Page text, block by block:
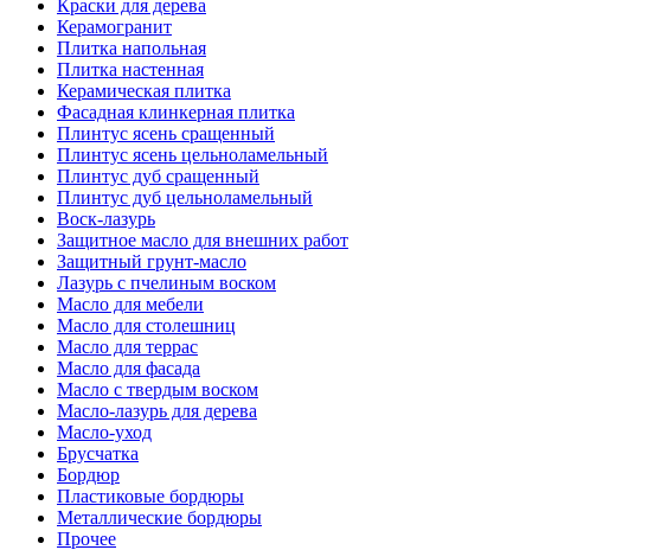
Краски для дерева
Керамогранит
Плитка напольная
Плитка настенная
Керамическая плитка
Фасадная клинкерная плитка
Плинтус ясень сращенный
Плинтус ясень цельноламельный
Плинтус дуб сращенный
Плинтус дуб цельноламельный
Воск-лазурь
Защитное масло для внешних работ
Защитный грунт-масло
Лазурь с пчелиным воском
Масло для мебели
Масло для столешниц
Масло для террас
Масло для фасада
Масло с твердым воском
Масло-лазурь для дерева
Масло-уход
Брусчатка
Бордюр
Пластиковые бордюры
Металлические бордюры
Прочее